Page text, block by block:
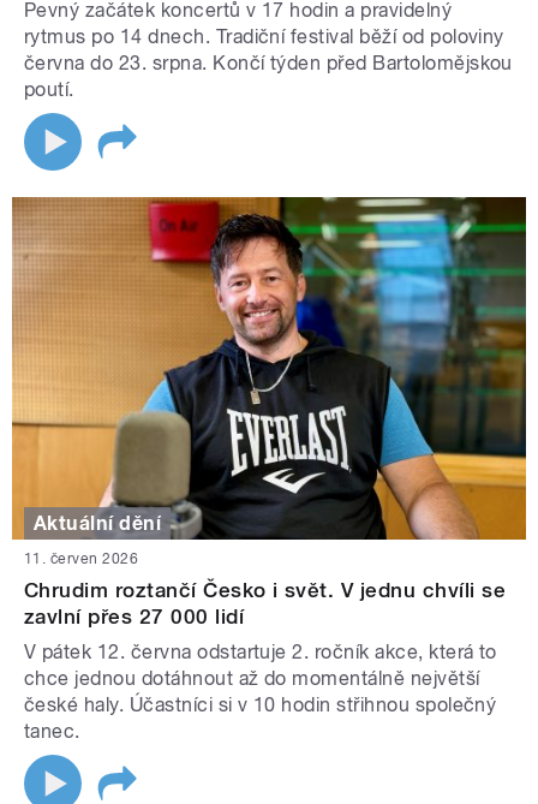
Pevný začátek koncertů v 17 hodin a pravidelný
rytmus po 14 dnech. Tradiční festival běží od poloviny
června do 23. srpna. Končí týden před Bartolomějskou
poutí.
Aktuální dění
11. červen 2026
Chrudim roztančí Česko i svět. V jednu chvíli se
zavlní přes 27 000 lidí
V pátek 12. června odstartuje 2. ročník akce, která to
chce jednou dotáhnout až do momentálně největší
české haly. Účastníci si v 10 hodin střihnou společný
tanec.